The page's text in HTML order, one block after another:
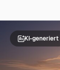
KI-generiert